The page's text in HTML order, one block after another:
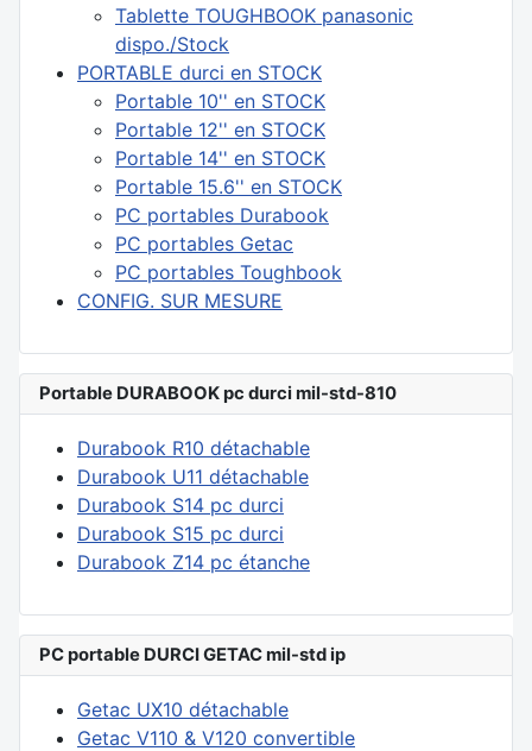
Tablette TOUGHBOOK panasonic
dispo./Stock
PORTABLE durci en STOCK
Portable 10'' en STOCK
Portable 12'' en STOCK
Portable 14'' en STOCK
Portable 15.6'' en STOCK
PC portables Durabook
PC portables Getac
PC portables Toughbook
CONFIG. SUR MESURE
Portable DURABOOK pc durci mil-std-810
Durabook R10 détachable
Durabook U11 détachable
Durabook S14 pc durci
Durabook S15 pc durci
Durabook Z14 pc étanche
PC portable DURCI GETAC mil-std ip
Getac UX10 détachable
Getac V110 & V120 convertible